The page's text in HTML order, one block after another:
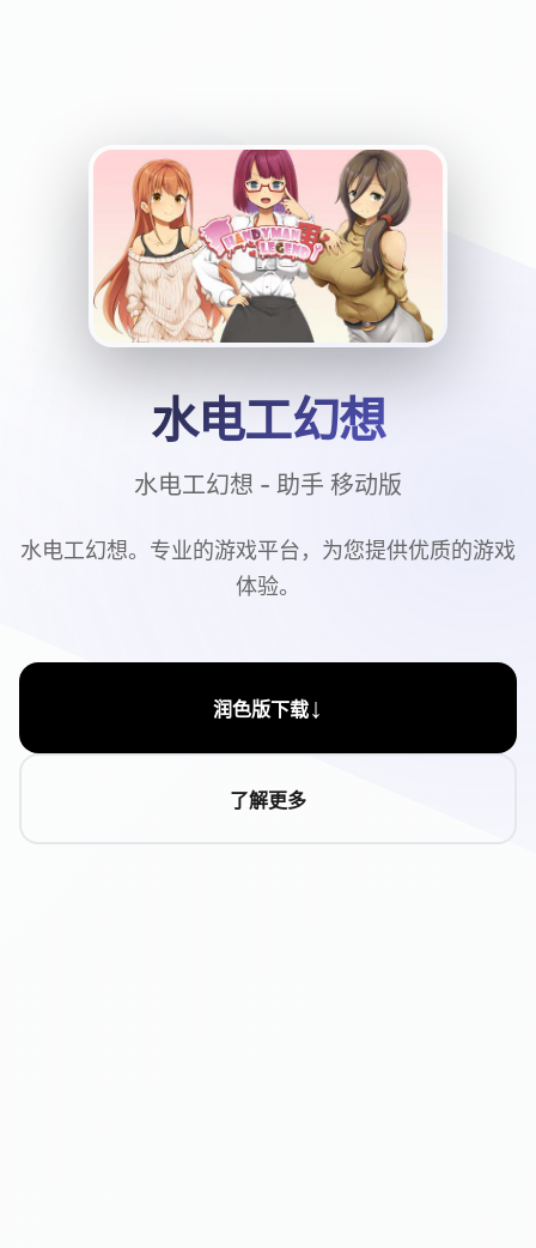
水电工幻想
水电工幻想 - 助手 移动版
水电工幻想。专业的游戏平台，为您提供优质的游戏
体验。
润色版下载↓
了解更多